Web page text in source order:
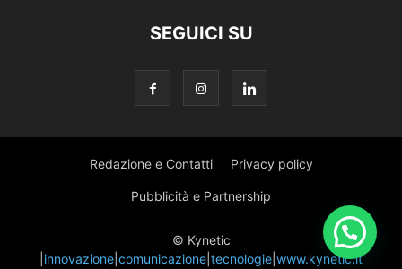
SEGUICI SU
Redazione e Contatti Privacy policy
Pubblicità e Partnership
© Kynetic
innovazione comunicazione tecnologie www.kynetic.it